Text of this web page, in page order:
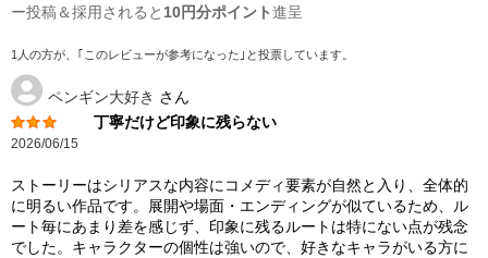
ー投稿＆採用されると 10円分ポイント進呈
1人の方が、｢このレビューが参考になった｣と投票しています。
ペンギン大好き さん
丁寧だけど印象に残らない
2026/06/15
ストーリーはシリアスな内容にコメディ要素が自然と入り、全体的
に明るい作品です。展開や場面・エンディングが似ているため、ル
ート毎にあまり差を感じず、印象に残るルートは特にない点が残念
でした。キャラクターの個性は強いので、好きなキャラがいる方に